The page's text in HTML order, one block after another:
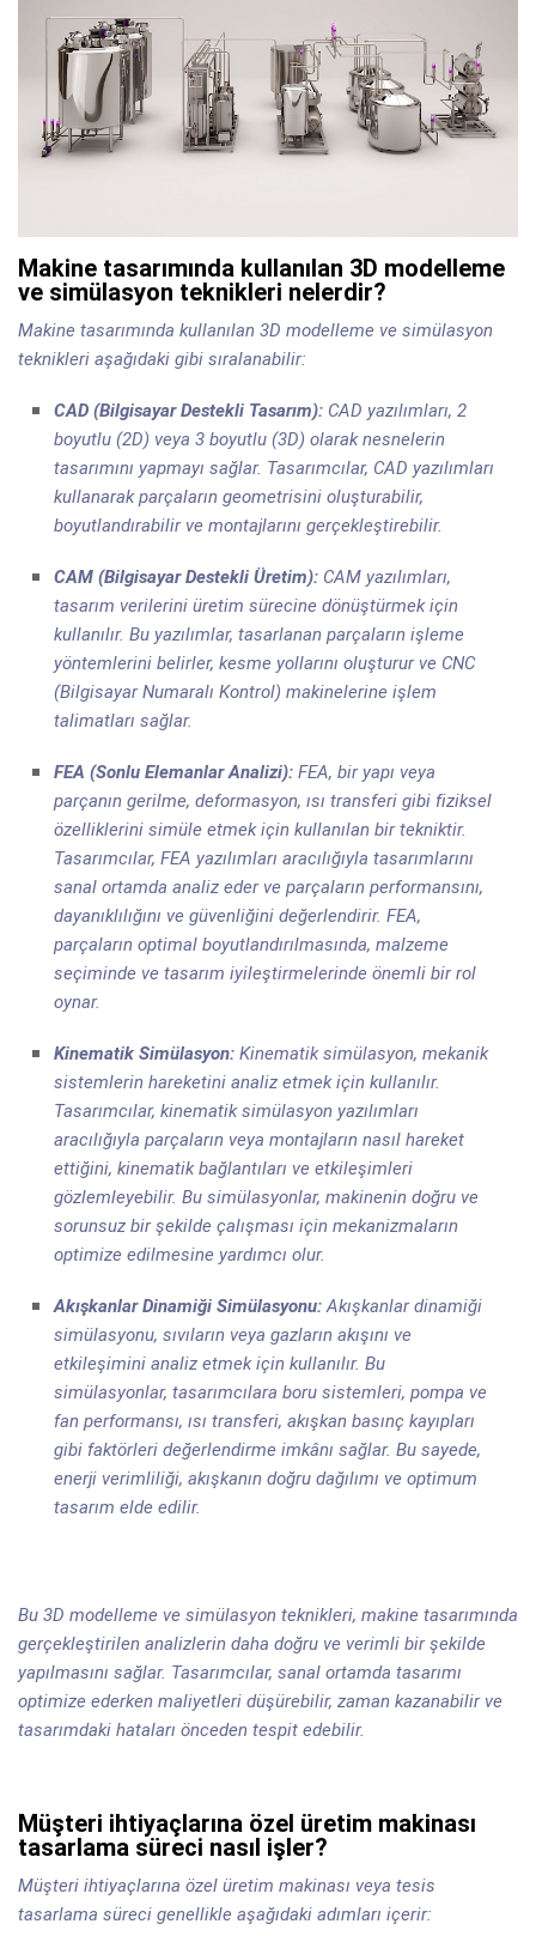
Makine tasarımında kullanılan 3D modelleme
ve simülasyon teknikleri nelerdir?
Makine tasarımında kullanılan 3D modelleme ve simülasyon
teknikleri aşağıdaki gibi sıralanabilir:
CAD (Bilgisayar Destekli Tasarım): CAD yazılımları, 2
boyutlu (2D) veya 3 boyutlu (3D) olarak nesnelerin
tasarımını yapmayı sağlar. Tasarımcılar, CAD yazılımları
kullanarak parçaların geometrisini oluşturabilir,
boyutlandırabilir ve montajlarını gerçekleştirebilir.
CAM (Bilgisayar Destekli Üretim): CAM yazılımları,
tasarım verilerini üretim sürecine dönüştürmek için
kullanılır. Bu yazılımlar, tasarlanan parçaların işleme
yöntemlerini belirler, kesme yollarını oluşturur ve CNC
(Bilgisayar Numaralı Kontrol) makinelerine işlem
talimatları sağlar.
FEA (Sonlu Elemanlar Analizi): FEA, bir yapı veya
parçanın gerilme, deformasyon, ısı transferi gibi fiziksel
özelliklerini simüle etmek için kullanılan bir tekniktir.
Tasarımcılar, FEA yazılımları aracılığıyla tasarımlarını
sanal ortamda analiz eder ve parçaların performansını,
dayanıklılığını ve güvenliğini değerlendirir. FEA,
parçaların optimal boyutlandırılmasında, malzeme
seçiminde ve tasarım iyileştirmelerinde önemli bir rol
oynar.
Kinematik Simülasyon: Kinematik simülasyon, mekanik
sistemlerin hareketini analiz etmek için kullanılır.
Tasarımcılar, kinematik simülasyon yazılımları
aracılığıyla parçaların veya montajların nasıl hareket
ettiğini, kinematik bağlantıları ve etkileşimleri
gözlemleyebilir. Bu simülasyonlar, makinenin doğru ve
sorunsuz bir şekilde çalışması için mekanizmaların
optimize edilmesine yardımcı olur.
Akışkanlar Dinamiği Simülasyonu:Akışkanlar dinamiği
simülasyonu, sıvıların veya gazların akışını ve
etkileşimini analiz etmek için kullanılır. Bu
simülasyonlar, tasarımcılara boru sistemleri, pompa ve
fan performansı, ısı transferi, akışkan basınç kayıpları
gibi faktörleri değerlendirme imkânı sağlar. Bu sayede,
enerji verimliliği, akışkanın doğru dağılımı ve optimum
tasarım elde edilir.
Bu 3D modelleme ve simülasyon teknikleri, makine tasarımında
gerçekleştirilen analizlerin daha doğru ve verimli bir şekilde
yapılmasını sağlar. Tasarımcılar, sanal ortamda tasarımı
optimize ederken maliyetleri düşürebilir, zaman kazanabilir ve
tasarımdaki hataları önceden tespit edebilir.
Müşteri ihtiyaçlarına özel üretim makinası
tasarlama süreci nasıl işler?
Müşteri ihtiyaçlarına özel üretim makinası veya tesis
tasarlama süreci genellikle aşağıdaki adımları içerir: